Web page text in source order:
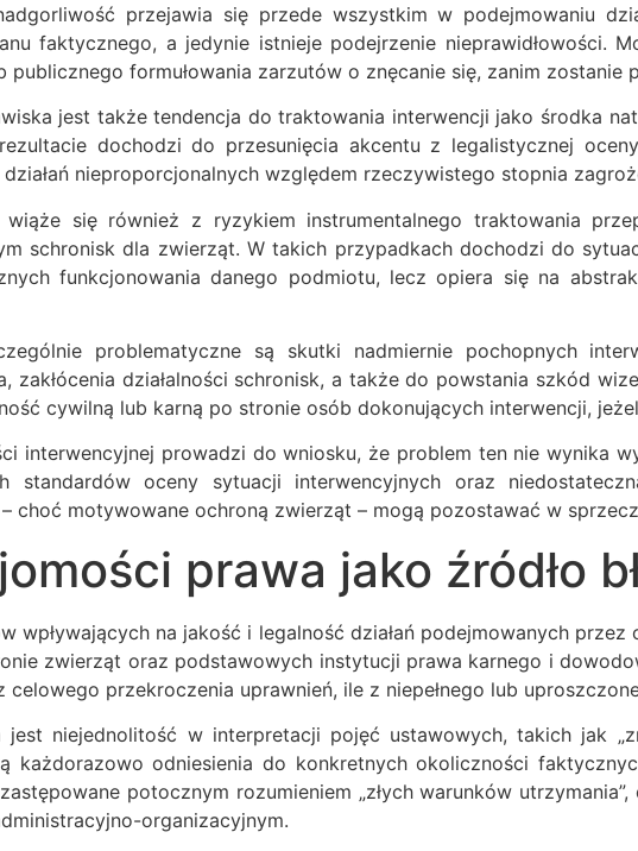
przejawia się przede wszystkim w podejmowaniu
faktycznego, a jedynie istnieje podejrzenie
publicznego formułowania zarzutów o znęcanie się, zanim
jest także tendencja do traktowania interwencji jako środka
dochodzi do przesunięcia akcentu z legalistycznej
nieproporcjonalnych względem rzeczywistego stopnia
wiąże się również z ryzykiem instrumentalnego traktowania
schronisk dla zwierząt. W takich przypadkach dochodzi do
funkcjonowania danego podmiotu, lecz opiera się na
problematyczne są skutki nadmiernie pochopnych
zakłócenia działalności schronisk, a także do powstania szkód
cywilną lub karną po stronie osób dokonujących interwencji,
interwencyjnej prowadzi do wniosku, że problem ten nie wynika
standardów oceny sytuacji interwencyjnych oraz
choć motywowane ochroną zwierząt – mogą pozostawać w
prawa jako źródło
wpływających na jakość i legalność działań podejmowanych
zwierząt oraz podstawowych instytucji prawa karnego i
przekroczenia uprawnień, ile z niepełnego lub
jest niejednolitość w interpretacji pojęć ustawowych, takich jak
każdorazowo odniesienia do konkretnych okoliczności
potocznym rozumieniem „złych warunków
organizacyjnym.